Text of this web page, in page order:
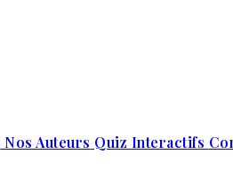
Nos Auteurs Quiz Interactifs